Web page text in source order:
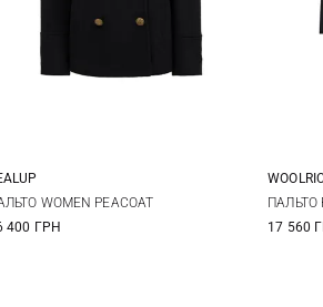
38 40 42
WOMEN PEACOAT
400 ГРН
S
ПАЛЬТО
17 560